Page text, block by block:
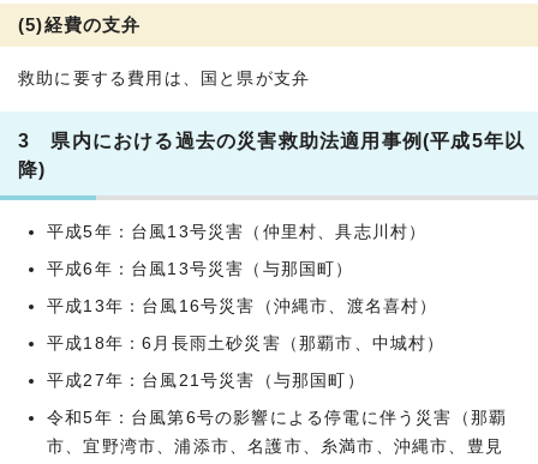
(5)経費の支弁
救助に要する費用は、国と県が支弁
3 県内における過去の災害救助法適用事例(平成5年以
降)
平成5年：台風13号災害（仲里村、具志川村）
平成6年：台風13号災害（与那国町）
平成13年：台風16号災害（沖縄市、渡名喜村）
平成18年：6月長雨土砂災害（那覇市、中城村）
平成27年：台風21号災害（与那国町）
令和5年：台風第6号の影響による停電に伴う災害（那覇
市、宜野湾市、浦添市、名護市、糸満市、沖縄市、豊見